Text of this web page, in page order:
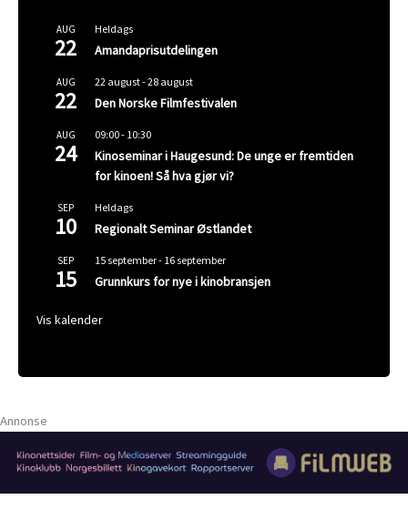
AUG
22
Heldags
Amandaprisutdelingen
AUG
22
22 august-28 august
Den Norske Filmfestivalen
AUG
24
09:00- 10:30
Kinoseminar i Haugesund: De unge er fremtiden
for kinoen! Så hva gjør vi?
SEP
10
Heldags
Regionalt Seminar Østlandet
SEP
15
15 september- 16 september
Grunnkurs for nye i kinobransjen
Vis kalender
Annonse